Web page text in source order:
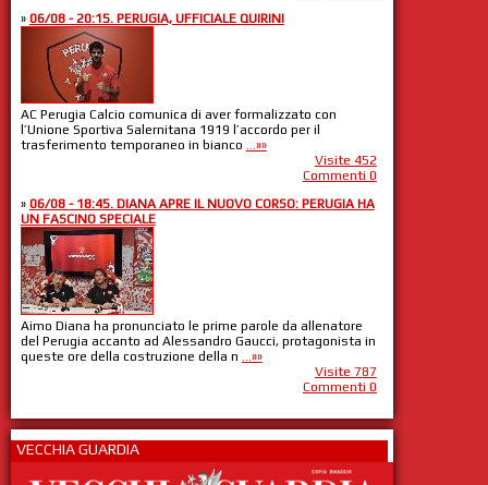
» 06/08 - 20:15. PERUGIA, UFFICIALE QUIRINI
AC Perugia Calcio comunica di aver formalizzato con
l’Unione Sportiva Salernitana 1919 l’accordo per il
trasferimento temporaneo in bianco ...»»
Visite 452
Commenti 0
» 06/08 - 18:45. DIANA APRE IL NUOVO CORSO: PERUGIA HA
UN FASCINO SPECIALE
Aimo Diana ha pronunciato le prime parole da allenatore
del Perugia accanto ad Alessandro Gaucci, protagonista in
queste ore della costruzione della n ...»»
Visite 787
Commenti 0
VECCHIA GUARDIA